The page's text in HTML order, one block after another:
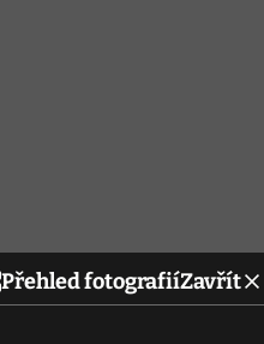
Přehled fotografiíZavřít